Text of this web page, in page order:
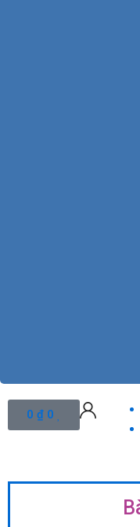
0 ₫ 0
Cart